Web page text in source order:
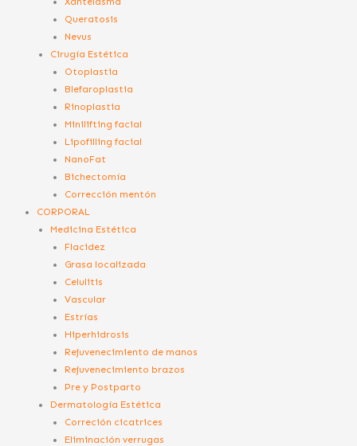
Queratosis
Nevus
Cirugía Estética
Otoplastia
Blefaroplastia
Rinoplastia
Minilifting facial
Lipofilling facial
NanoFat
Bichectomía
Corrección mentón
CORPORAL
Medicina Estética
Flacidez
Grasa localizada
Celulitis
Vascular
Estrías
Hiperhidrosis
Rejuvenecimiento de manos
Rejuvenecimiento brazos
Pre y Postparto
Dermatología Estética
Correción cicatrices
Eliminación verrugas